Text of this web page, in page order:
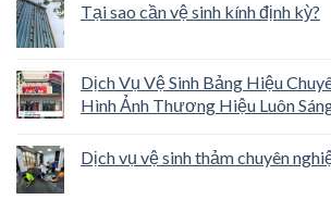
Tại sao cần vệ sinh kính định kỳ?
Dịch Vụ Vệ Sinh Bảng Hiệu
Hình Ảnh Thương Hiệu Luôn
Dịch vụ vệ sinh thảm chuyên